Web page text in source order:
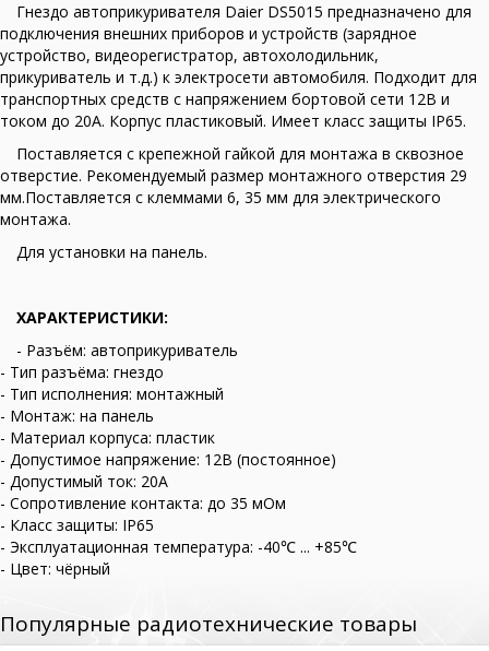
Гнездо автоприкуривателя Daier DS5015 предназначено для
подключения внешних приборов и устройств (зарядное
устройство, видеорегистратор, автохолодильник,
прикуриватель и т.д.) к электросети автомобиля. Подходит для
транспортных средств с напряжением бортовой сети 12В и
током до 20А. Корпус пластиковый. Имеет класс защиты IP65.
Поставляется с крепежной гайкой для монтажа в сквозное
отверстие. Рекомендуемый размер монтажного отверстия 29
мм.Поставляется с клеммами 6, 35 мм для электрического
монтажа.
Для установки на панель.
ХАРАКТЕРИСТИКИ:
- Разъём: автоприкуриватель
- Тип разъёма: гнездо
- Тип исполнения: монтажный
- Монтаж: на панель
- Материал корпуса: пластик
- Допустимое напряжение: 12В (постоянное)
- Допустимый ток: 20А
- Сопротивление контакта: до 35 мОм
- Класс защиты: IP65
- Эксплуатационная температура: -40℃ ... +85℃
- Цвет: чёрный
Популярные радиотехнические товары